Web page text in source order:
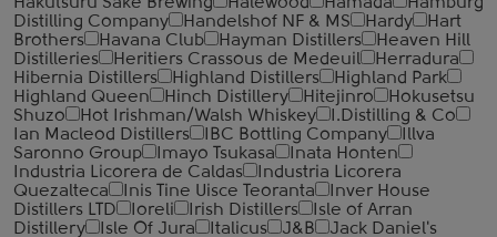
Distilling Company
Handelshof NF & MS Hardy
Hart
Brothers
Havana Club Hayman Distillers
Heaven Hill
Distilleries
Heritiers Crassous de Medeuil
Herradura
Hibernia Distillers
Highland Distillers
Highland Park
Highland Queen
Hinch Distillery Hitejinro
Hokusetsu
Shuzo
Hot Irishman/Walsh Whiskey
I.Distilling & Co
Ian Macleod Distillers
IBC Bottling Company
Illva
Saronno Group
Imayo Tsukasa
Inata Honten
Industria Licorera de Caldas
Industria Licorera
Quezalteca
Inis Tine Uisce Teoranta
Inver House
Distillers LTD
Ioreli Irish Distillers
Isle of Arran
Distillery
Isle Of Jura Italicus J&B
Jack Daniel's